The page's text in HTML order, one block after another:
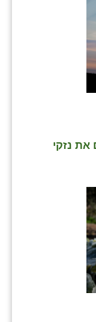
את נזקי